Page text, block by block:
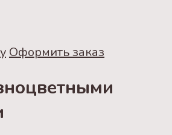
Оформить заказ